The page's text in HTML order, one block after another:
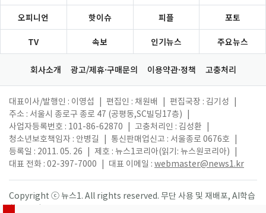
오피니언 핫이슈 피플 포토
TV 속보 인기뉴스 주요뉴스
회사소개 광고/제휴·구매문의 이용약관·정책 고충처리
대표이사/발행인 : 이영섭 편집인 : 채원배 편집국장 : 김기성
주소 : 서울시 종로구 종로 47 (공평동,SC빌딩17층)
사업자등록번호 : 101-86-62870
고충처리인 : 김성환
청소년보호책임자 : 안병길
통신판매업신고 : 서울종로 0676호
등록일 : 2011. 05. 26
제호 : 뉴스1코리아(읽기: 뉴스원코리아)
대표 전화 : 02-397-7000
대표 이메일 : webmaster@news1.kr
Copyright ⓒ 뉴스1. All rights reserved. 무단 사용 및 재배포, AI학습